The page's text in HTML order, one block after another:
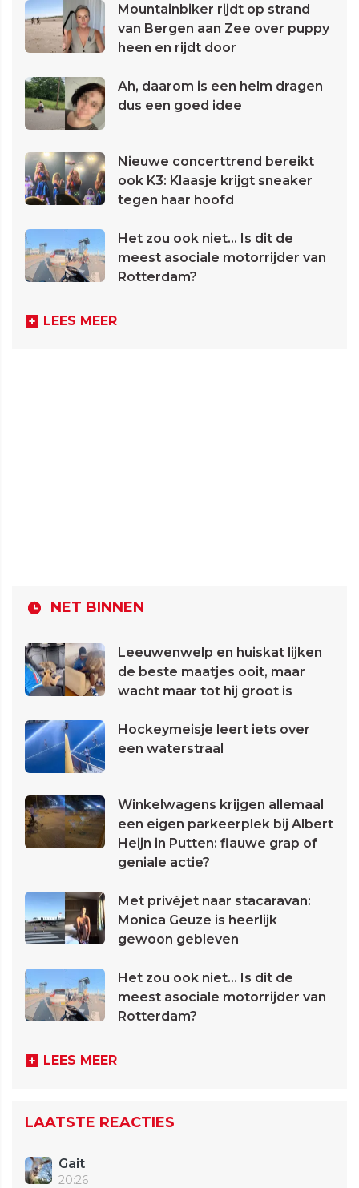
Mountainbiker rijdt op strand
van Bergen aan Zee over puppy
heen en rijdt door
Ah, daarom is een helm dragen
dus een goed idee
Nieuwe concerttrend bereikt
ook K3: Klaasje krijgt sneaker
tegen haar hoofd
Het zou ook niet... Is dit de
meest asociale motorrijder van
Rotterdam?
LEES MEER
NET BINNEN
Leeuwenwelp en huiskat lijken
de beste maatjes ooit, maar
wacht maar tot hij groot is
Hockeymeisje leert iets over
een waterstraal
Winkelwagens krijgen allemaal
een eigen parkeerplek bij Albert
Heijn in Putten: flauwe grap of
geniale actie?
Met privéjet naar stacaravan:
Monica Geuze is heerlijk
gewoon gebleven
Het zou ook niet... Is dit de
meest asociale motorrijder van
Rotterdam?
LEES MEER
LAATSTE REACTIES
Gait
20:26